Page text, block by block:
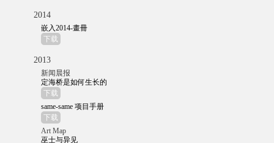
2014
嵌入2014-畫冊
下载
2013
新闻晨报
定海桥是如何生长的
下载
same-same 项目手册
下载
Art Map
巫士与异见